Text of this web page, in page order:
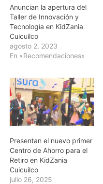
Anuncian la apertura del
Taller de Innovación y
Tecnología en KidZania
Cuicuilco
agosto 2, 2023
En «Recomendaciones»
Presentan el nuevo primer
Centro de Ahorro para el
Retiro en KidZania
Cuicuilco
julio 26, 2025